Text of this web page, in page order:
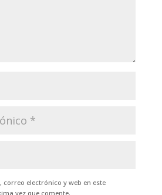
correo electrónico y web en este
vez que comente.